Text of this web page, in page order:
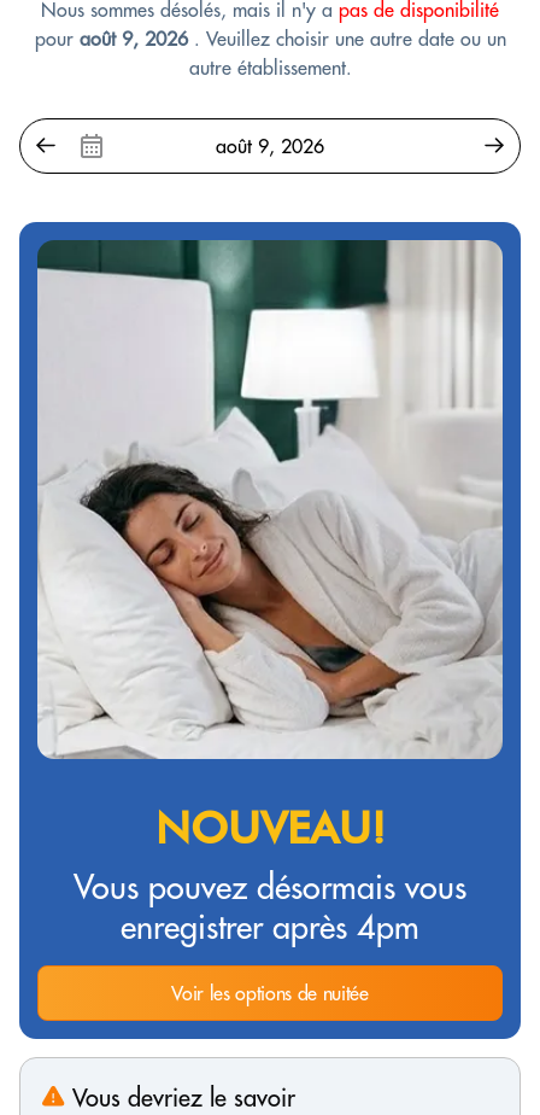
Nous sommes désolés, mais il n'y a pas de disponibilité
pour août 9, 2026. Veuillez choisir une autre date ou un
autre établissement.
NOUVEAU!
Vous pouvez désormais vous
enregistrer après 4pm
Voir les options de nuitée
Vous devriez le savoir